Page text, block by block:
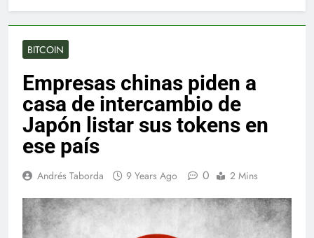
BITCOIN
Empresas chinas piden a
casa de intercambio de
Japón listar sus tokens en
ese país
Andrés Taborda 9 Years Ago 0 2 Mins